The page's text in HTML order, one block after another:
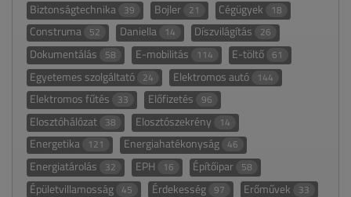
Biztonságtechnika 39 Bojler 21 Cégügyek 18
Construma 52 Daniella 14 Díszvilágítás 26
Dokumentálás 58 E-mobilitás 114 E-töltő 61
Egyetemes szolgáltató 24 Elektromos autó 144
Elektromos fűtés 33 Előfizetés 96
Elosztóhálózat 38 Elosztószekrény 14
Energetika 121 Energiahatékonyság 46
Energiatárolás 32 EPH 16 Építőipar 58
Épületvillamosság 45 Érdekesség 97 Erőművek 33